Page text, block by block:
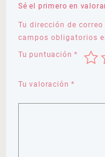
Sé el primero en
Tu dirección de
campos obligatorios
Tu puntuación*
Tu valoración*